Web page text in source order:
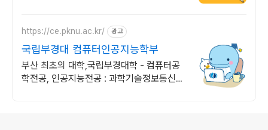
https://ce.pknu.ac.kr/ 광고
국립부경대 컴퓨터인공지능학부
부산 최초의 대학,국립부경대학 - 컴퓨터공
학전공, 인공지능전공 : 과학기술정보통신부